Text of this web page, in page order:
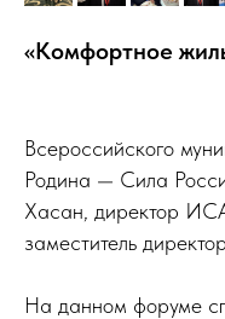
«Комфортное
Всероссийского
Родина — Сила
Хасан, директор
заместитель
На данном форуме